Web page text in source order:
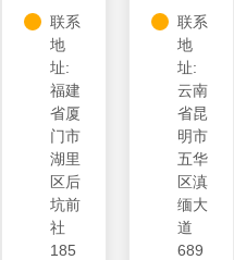
联系
地
址:
福建
省厦
门市
湖里
区后
坑前
社
185
联系
地
址:
云南
省昆
明市
五华
区滇
缅大
道
689